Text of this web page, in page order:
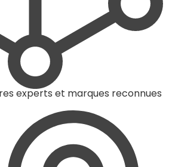
experts et marques reconnues